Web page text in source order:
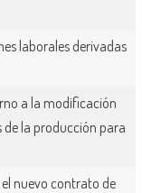
laborales derivadas
a la modificación
la producción para
nuevo contrato de